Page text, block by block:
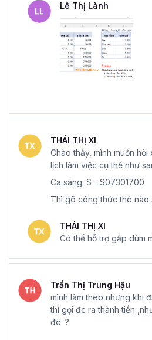
Lê Thị Lành
THÁI THỊ XI
Chào thầy, mình muốn
lịch làm việc cụ thể như
Ca sáng: S→S07301700
Thì gõ công thức thé nào
THÁI THỊ XI
Có thế hỗ trợ gấp dùm
Trần Thị Trung Hậu
mình làm theo nhưng khi
thì gọi đc ra thành tiền
đc ?